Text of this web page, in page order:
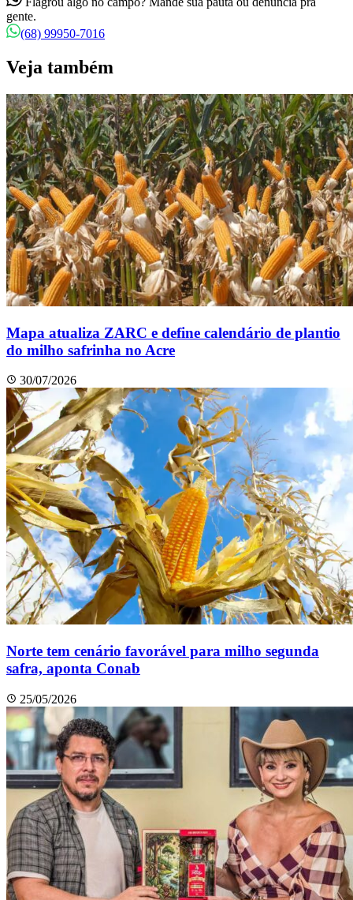
gente.
(68) 99950-7016
Veja também
Mapa atualiza ZARC e define calendário de plantio
do milho safrinha no Acre
30/07/2026
Norte tem cenário favorável para milho segunda
safra, aponta Conab
25/05/2026